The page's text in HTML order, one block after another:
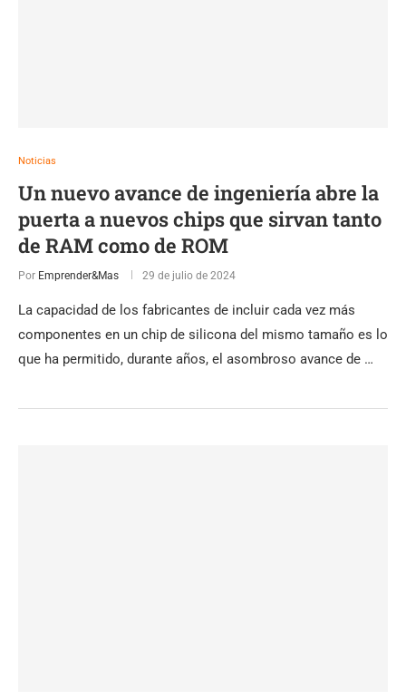
Noticias
Un nuevo avance de ingeniería abre la
puerta a nuevos chips que sirvan tanto
de RAM como de ROM
Por Emprender&Mas 29 de julio de 2024
La capacidad de los fabricantes de incluir cada vez más
componentes en un chip de silicona del mismo tamaño es lo
que ha permitido, durante años, el asombroso avance de …